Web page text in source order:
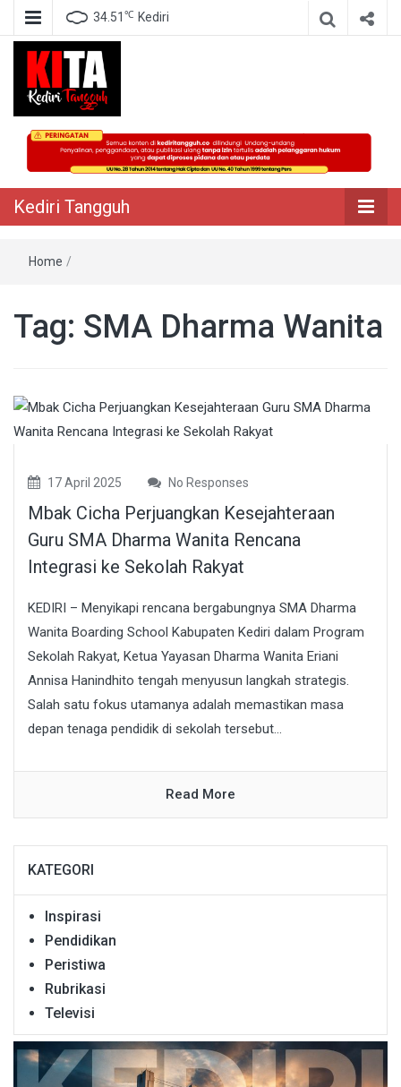
34.51 ℃ Kediri
Kediri Tangguh
Berita Akurat Terpercaya
Kediri Tangguh
Home /
Tag: SMA Dharma Wanita
17 April 2025 No Responses
Mbak Cicha Perjuangkan Kesejahteraan
Guru SMA Dharma Wanita Rencana
Integrasi ke Sekolah Rakyat
KEDIRI – Menyikapi rencana bergabungnya SMA Dharma
Wanita Boarding School Kabupaten Kediri dalam Program
Sekolah Rakyat, Ketua Yayasan Dharma Wanita Eriani
Annisa Hanindhito tengah menyusun langkah strategis.
Salah satu fokus utamanya adalah memastikan masa
depan tenaga pendidik di sekolah tersebut...
Read More
KATEGORI
Inspirasi
Pendidikan
Peristiwa
Rubrikasi
Televisi